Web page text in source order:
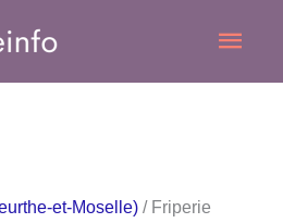
et-Moselle) / Friperie